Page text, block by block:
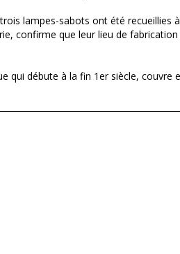
lampes-sabots ont été recueillies
confirme que leur lieu de
débute à la fin 1er siècle, couvre